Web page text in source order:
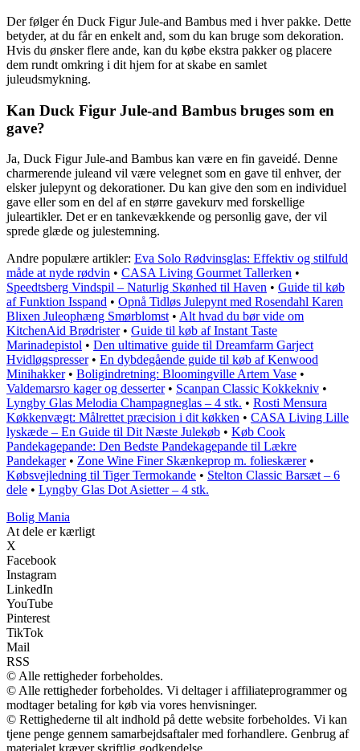
Der følger én Duck Figur Jule-and Bambus med i hver pakke. Dette
betyder, at du får en enkelt and, som du kan bruge som dekoration.
Hvis du ønsker flere ande, kan du købe ekstra pakker og placere
dem rundt omkring i dit hjem for at skabe en samlet
juleudsmykning.
Kan Duck Figur Jule-and Bambus bruges som en
gave?
Ja, Duck Figur Jule-and Bambus kan være en fin gaveidé. Denne
charmerende juleand vil være velegnet som en gave til enhver, der
elsker julepynt og dekorationer. Du kan give den som en individuel
gave eller som en del af en større gavekurv med forskellige
juleartikler. Det er en tankevækkende og personlig gave, der vil
sprede glæde og julestemning.
Andre populære artikler: Eva Solo Rødvinsglas: Effektiv og stilfuld
måde at nyde rødvin • CASA Living Gourmet Tallerken •
Speedtsberg Vindspil – Naturlig Skønhed til Haven • Guide til køb
af Funktion Isspand • Opnå Tidløs Julepynt med Rosendahl Karen
Blixen Juleophæng Smørblomst• Alt hvad du bør vide om
KitchenAid Brødrister• Guide til køb af Instant Taste
Marinadepistol • Den ultimative guide til Dreamfarm Garject
Hvidløgspresser• En dybdegående guide til køb af Kenwood
Minihakker• Boligindretning: Bloomingville Artem Vase •
Valdemarsro kager og desserter• Scanpan Classic Kokkekniv •
Lyngby Glas Melodia Champagneglas – 4 stk. • Rosti Mensura
Køkkenvægt: Målrettet præcision i dit køkken • CASA Living Lille
lyskæde – En Guide til Dit Næste Julekøb • Køb Cook
Pandekagepande: Den Bedste Pandekagepande til Lækre
Pandekager• Zone Wine Finer Skænkeprop m. folieskærer•
Købsvejledning til Tiger Termokande • Stelton Classic Barsæt – 6
dele • Lyngby Glas Dot Asietter – 4 stk.
Bolig Mania
At dele er kærligt
X
Facebook
Instagram
LinkedIn
YouTube
Pinterest
TikTok
Mail
RSS
© Alle rettigheder forbeholdes.
© Alle rettigheder forbeholdes. Vi deltager i affiliateprogrammer og
modtager betaling for køb via vores henvisninger.
© Rettighederne til alt indhold på dette website forbeholdes. Vi kan
tjene penge gennem samarbejdsaftaler med forhandlere. Genbrug af